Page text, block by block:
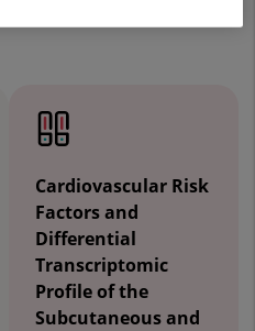
Cardiovascular Risk
Factors and
Differential
Transcriptomic
Profile of the
Subcutaneous and